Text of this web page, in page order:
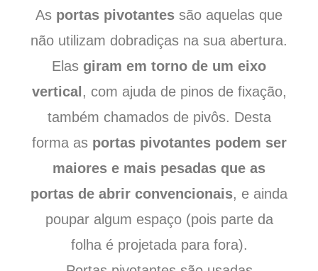
As portas pivotantes são aquelas que
não utilizam dobradiças na sua abertura.
Elas giram em torno de um eixo
vertical, com ajuda de pinos de fixação,
também chamados de pivôs. Desta
forma as portas pivotantes podem ser
maiores e mais pesadas que as
portas de abrir convencionais, e ainda
poupar algum espaço (pois parte da
folha é projetada para fora).